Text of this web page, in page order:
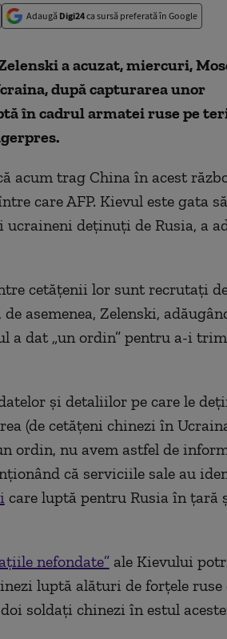
Adaugă Digi24ca sursă preferată în Google
a acuzat, miercuri,
după capturarea unor
în cadrul armatei ruse pe
acum trag China în acest
care AFP. Kievul este gata să
deţinuţi de Rusia, a
cetăţenii lor sunt recrutaţi
asemenea, Zelenski,
a dat „un ordin” pentru a-i
şi detaliilor pe care le
(de cetăţeni chinezi în
ordin, nu avem astfel de
că serviciile sale au
care luptă pentru Rusia în ţară
nefondate”ale Kievului
luptă alături de forţele ruse
soldaţi chinezi în estul